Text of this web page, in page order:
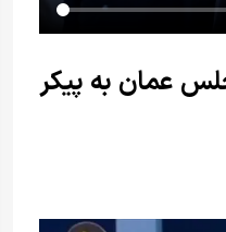
عمان به پیکر